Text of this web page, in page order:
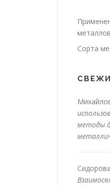
металлов
Сорта
методы